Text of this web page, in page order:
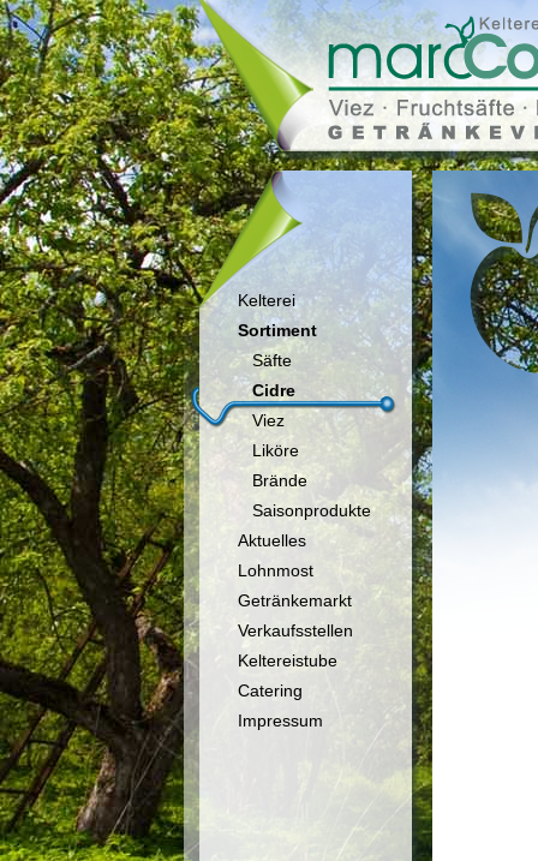
>
Kelterei
Sortiment
Säfte
Cidre
Viez
Liköre
Brände
Saisonprodukte
Aktuelles
Lohnmost
Getränkemarkt
Verkaufsstellen
Keltereistube
Catering
Impressum